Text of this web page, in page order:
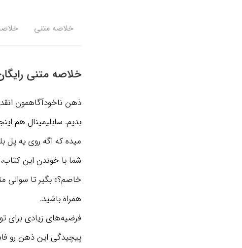
خلاصه متنی
خلاصه متنی
ذهن ناخودآگاهمون
بدیم. سابلیمینال هم
میده که اگه روی یه پل
شما با خوندن این
خاصم؟» بگیر تا سوالی
همراه باشید.
فرضیه‌های زیادی برای
پیچیدگی این ذهن رو